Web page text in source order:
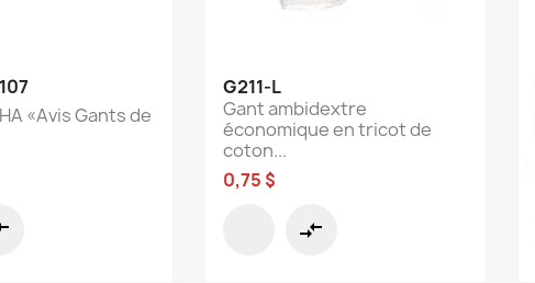
rapide
«Avis Gants de

G211-L
Gant ambidextre
économique en tricot de
coton...
0,75 $
compare_arrows